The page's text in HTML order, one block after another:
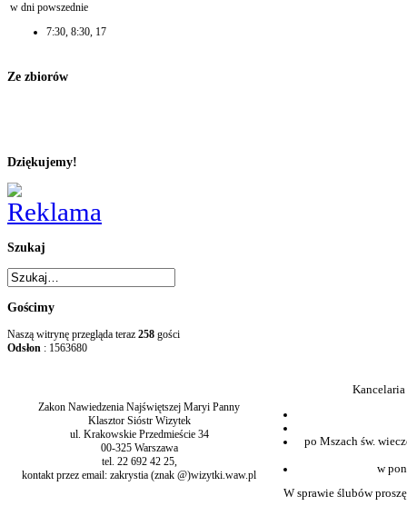
w dni powszednie
7:30, 8:30, 17
Ze zbiorów
Dziękujemy!
Szukaj
Gościmy
Naszą witrynę przegląda teraz 258 gości
Odsłon : 1563680
Zakon Nawiedzenia Najświętszej Maryi Panny
Klasztor Sióstr Wizytek
ul. Krakowskie Przedmieście 34
00-325 Warszawa
tel. 22 692 42 25,
kontakt przez email: zakrystia (znak @)wizytki.waw.pl
po Mszach św.
w
W sprawie ślubów